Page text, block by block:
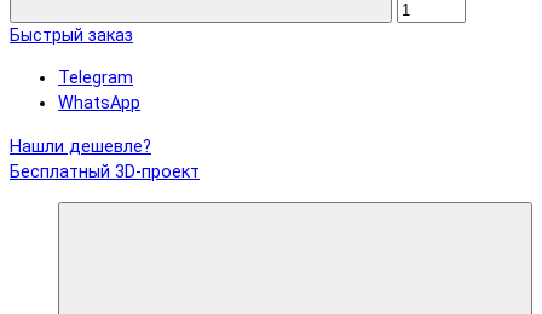
Быстрый заказ
Telegram
WhatsApp
Нашли дешевле?
Бесплатный 3D-проект